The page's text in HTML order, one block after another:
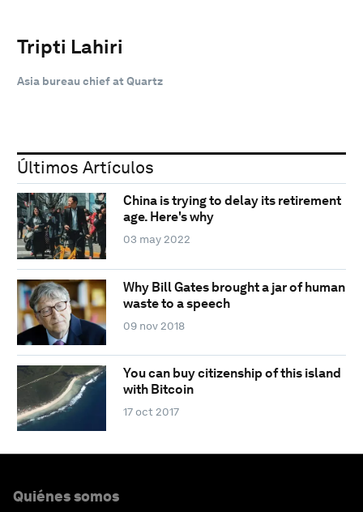
Tripti Lahiri
Asia bureau chief at Quartz
Últimos Artículos
China is trying to delay its retirement
age. Here's why
03 may 2022
Why Bill Gates brought a jar of human
waste to a speech
09 nov 2018
You can buy citizenship of this island
with Bitcoin
17 oct 2017
Quiénes somos